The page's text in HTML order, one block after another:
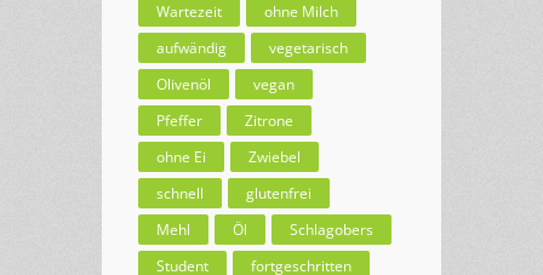
Wartezeit
ohne Milch
aufwändig
vegetarisch
Olivenöl
vegan
Pfeffer
Zitrone
ohne Ei
Zwiebel
schnell
glutenfrei
Mehl
Öl
Schlagobers
Student
fortgeschritten